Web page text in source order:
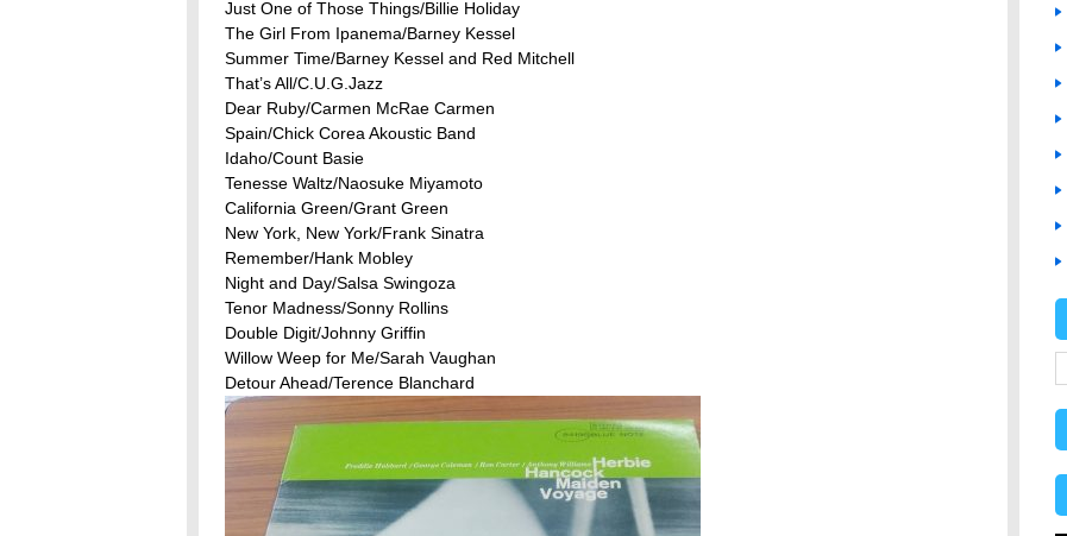
Just One of Those Things/Billie Holiday
The Girl From Ipanema/Barney Kessel
Summer Time/Barney Kessel and Red Mitchell
That’s All/C.U.G.Jazz
Dear Ruby/Carmen McRae Carmen
Spain/Chick Corea Akoustic Band
Idaho/Count Basie
Tenesse Waltz/Naosuke Miyamoto
California Green/Grant Green
New York, New York/Frank Sinatra
Remember/Hank Mobley
Night and Day/Salsa Swingoza
Tenor Madness/Sonny Rollins
Double Digit/Johnny Griffin
Willow Weep for Me/Sarah Vaughan
Detour Ahead/Terence Blanchard